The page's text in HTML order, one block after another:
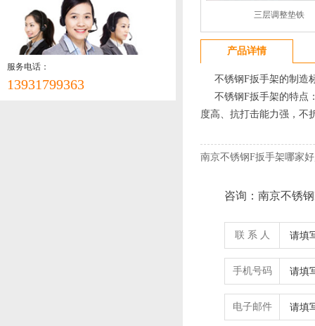
服务电话：
13931799363
三层调整垫铁
产品详情
不锈钢F扳手架的制造
不锈钢F扳手架的特点
度高、抗打击能力强，不
南京不锈钢F扳手架哪家
咨询：南京不锈
联 系 人
手机号码
电子邮件